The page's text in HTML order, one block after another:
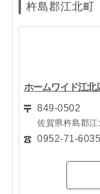
杵島郡江北町
ホームワイド江北
849-0502
佐賀県杵島郡
0952-71-6035